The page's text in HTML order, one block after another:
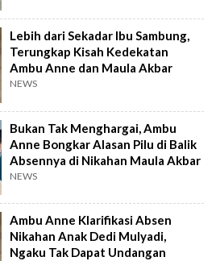
Lebih dari Sekadar Ibu Sambung,
Terungkap Kisah Kedekatan
Ambu Anne dan Maula Akbar
NEWS
Bukan Tak Menghargai, Ambu
Anne Bongkar Alasan Pilu di Balik
Absennya di Nikahan Maula Akbar
NEWS
Ambu Anne Klarifikasi Absen
Nikahan Anak Dedi Mulyadi,
Ngaku Tak Dapat Undangan